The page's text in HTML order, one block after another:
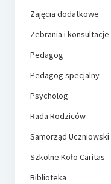
Zajęcia dodatkowe
Zebrania i konsultacje
Pedagog
Pedagog specjalny
Psycholog
Rada Rodziców
Samorząd Uczniowski
Szkolne Koło Caritas
Biblioteka